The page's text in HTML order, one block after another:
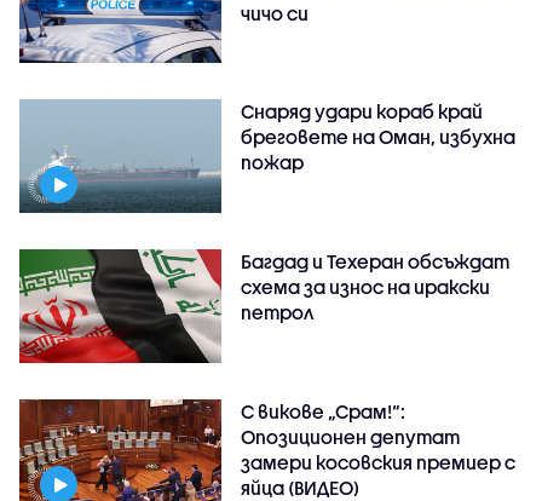
чичо си
Снаряд удари кораб край
бреговете на Оман, избухна
пожар
Багдад и Техеран обсъждат
схема за износ на иракски
петрол
С викове „Срам!“:
Опозиционен депутат
замери косовския премиер с
яйца (ВИДЕО)